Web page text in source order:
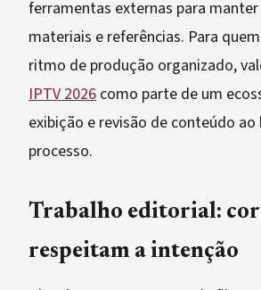
ferramentas externas para
materiais e referências. Para
ritmo de produção organizado,
IPTV 2026 como parte de um
exibição e revisão de conteúdo
processo.
Trabalho editorial:
respeitam a intenção